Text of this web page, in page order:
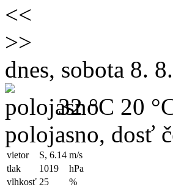
<<
>>
dnes, sobota 8.
32 °C 20
polojasno, dosť
vietor S, 6.14 m/s
tlak
1019
hPa
vlhkosť 25 %